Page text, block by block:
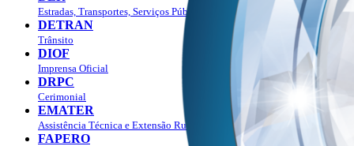
Estradas, Transportes, Serviços Públicos
DETRAN
Trânsito
DIOF
Imprensa Oficial
DRPC
Cerimonial
EMATER
Assistência Técnica e Extensão Rural
FAPERO